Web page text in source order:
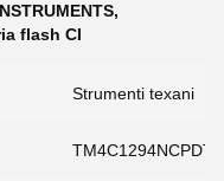
,
flash CI
Strumenti texani